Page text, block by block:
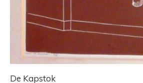
De Kapstok